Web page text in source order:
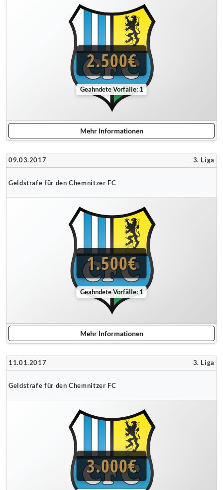
2.500€
Geahndete Vorfälle: 1
Mehr Informationen
09.03.2017 3. Liga
Geldstrafe für den Chemnitzer FC
1.500€
Geahndete Vorfälle: 1
Mehr Informationen
11.01.2017 3. Liga
Geldstrafe für den Chemnitzer FC
3.000€